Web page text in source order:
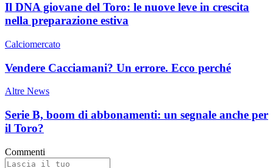
Il DNA giovane del Toro: le nuove leve in crescita
nella preparazione estiva
Calciomercato
Vendere Cacciamani? Un errore. Ecco perché
Altre News
Serie B, boom di abbonamenti: un segnale anche per
il Toro?
Commenti